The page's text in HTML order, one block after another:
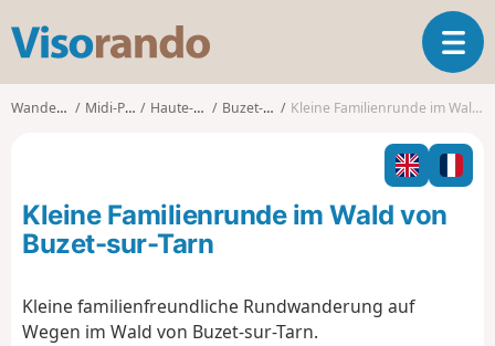
s
o
o
T
o
g
l
n
Wanderungen Midi-Pyrénées Haute-Garonne Buzet-sur-Tarn Kleine Familienrunde im Wald von Buzet-sur-Tarn
Kleine Familienrunde im Wald von
Buzet-sur-Tarn
Kleine familienfreundliche Rundwanderung auf
Wegen im Wald von Buzet-sur-Tarn.